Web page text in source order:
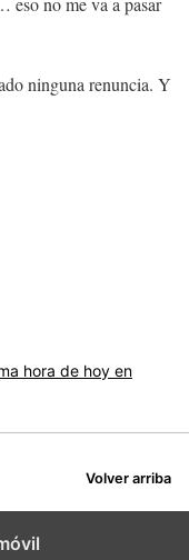
ninguna renuncia. Y
hora de hoy en
Volver arriba